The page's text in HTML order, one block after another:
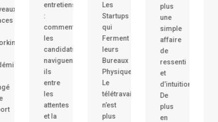
entretiens
:
comment
les
candidats
naviguent-
ils
entre
les
attentes
et la
Les
Startups
qui
Ferment
leurs
Bureaux
Physiques
Le
télétravail
n’est
plus
plus
une
simple
affaire
de
ressenti
et
d’intuition.
De
plus
en